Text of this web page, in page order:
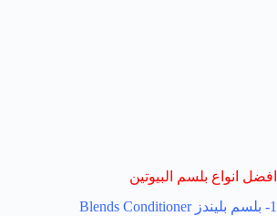
افضل انواع بلسم البيوتين
1- بلسم بليندز Blends Conditioner